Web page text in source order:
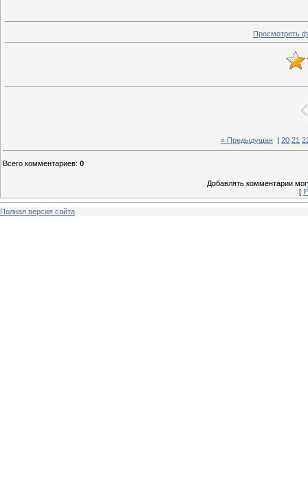
Просмотреть
« Предыдущая 20 21
Всего комментариев: 0
Добавлять комментарии
[
Полная версия сайта